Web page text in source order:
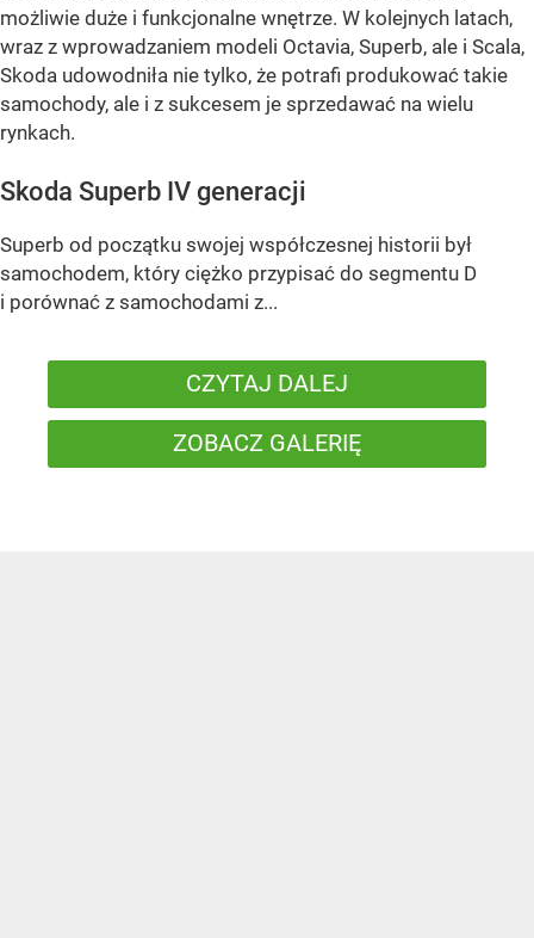
możliwie duże i funkcjonalne wnętrze. W kolejnych latach,
wraz z wprowadzaniem modeli Octavia, Superb, ale i Scala,
Skoda udowodniła nie tylko, że potrafi produkować takie
samochody, ale i z sukcesem je sprzedawać na wielu
rynkach.
Skoda Superb IV generacji
Superb od początku swojej współczesnej historii był
samochodem, który ciężko przypisać do segmentu D
i porównać z samochodami z...
CZYTAJ DALEJ
ZOBACZ GALERIĘ